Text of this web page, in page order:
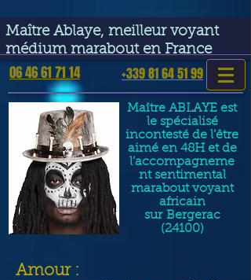
Maître Ablaye, meilleur voyant
médium marabout en France
06 46 61 71 14 +339 81 64 51 99
Maître ABLAYE est
le spécialisé
incontesté de l’être
aimé en 48H et de
l’accompagneme
nt sentimental
marabout voyant
africain
surBergerac
(24100)
​Amour :